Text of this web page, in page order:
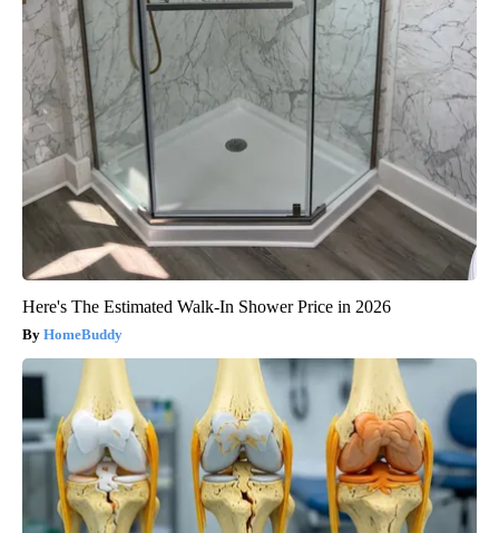
Here's The Estimated Walk-In Shower Price in 2026
HomeBuddy